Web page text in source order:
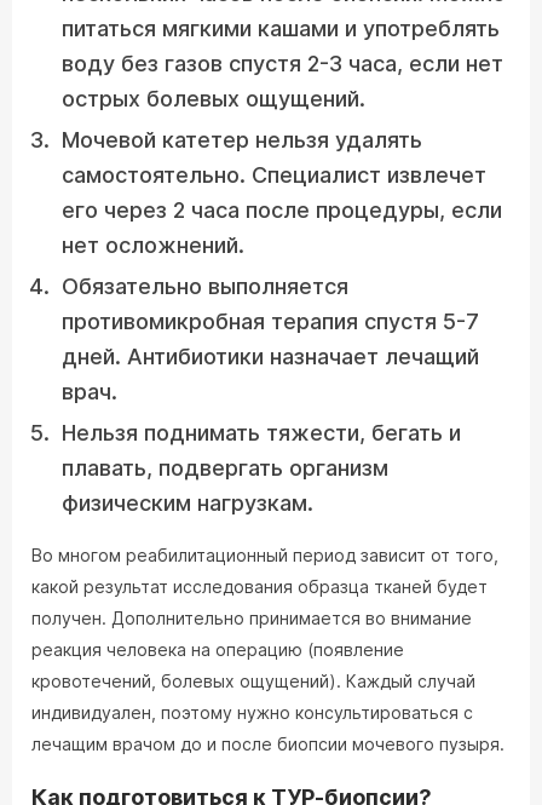
питаться мягкими кашами и употреблять
воду без газов спустя 2-3 часа, если нет
острых болевых ощущений.
Мочевой катетер нельзя удалять
самостоятельно. Специалист извлечет
его через 2 часа после процедуры, если
нет осложнений.
Обязательно выполняется
противомикробная терапия спустя 5-7
дней. Антибиотики назначает лечащий
врач.
Нельзя поднимать тяжести, бегать и
плавать, подвергать организм
физическим нагрузкам.
Во многом реабилитационный период зависит от того,
какой результат исследования образца тканей будет
получен. Дополнительно принимается во внимание
реакция человека на операцию (появление
кровотечений, болевых ощущений). Каждый случай
индивидуален, поэтому нужно консультироваться с
лечащим врачом до и после биопсии мочевого пузыря.
Как подготовиться к ТУР-биопсии?